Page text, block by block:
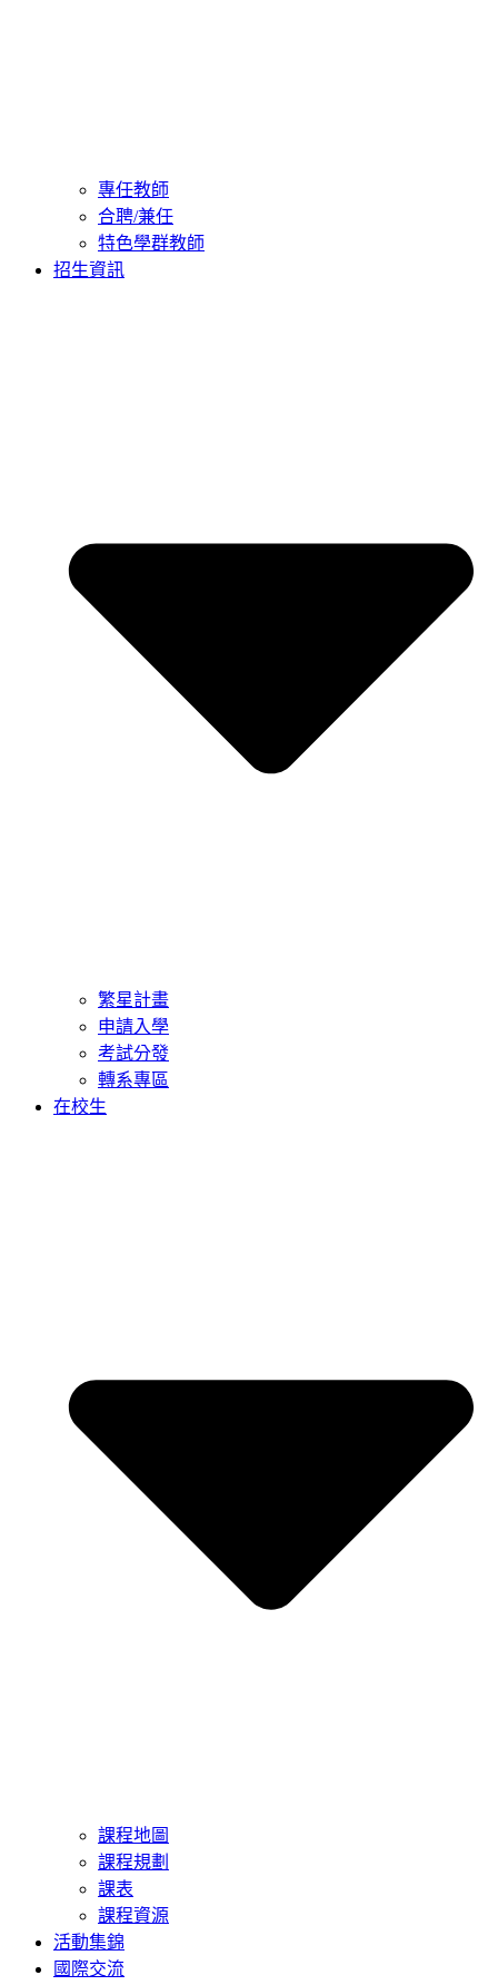
專任教師
合聘/兼任
特色學群教師
招生資訊
繁星計畫
申請入學
考試分發
轉系專區
在校生
課程地圖
課程規劃
課表
課程資源
活動集錦
國際交流